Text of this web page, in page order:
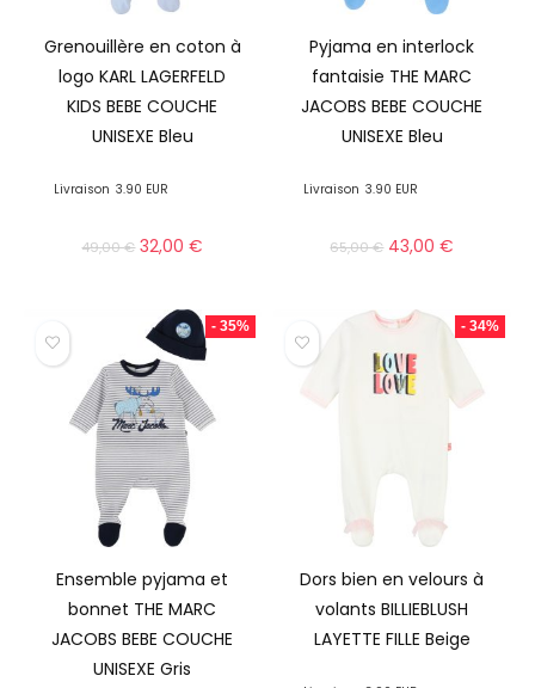
Grenouillère en coton à
logo KARL LAGERFELD
KIDS BEBE COUCHE
UNISEXE Bleu
Livraison 3.90 EUR
49,00€ 32,00€
Pyjama en interlock
fantaisie THE MARC
JACOBS BEBE COUCHE
UNISEXE Bleu
Livraison 3.90 EUR
65,00€ 43,00€
- 35%
Ensemble pyjama et
bonnet THE MARC
JACOBS BEBE COUCHE
UNISEXE Gris
- 34%
Dors bien en velours à
volants BILLIEBLUSH
LAYETTE FILLE Beige